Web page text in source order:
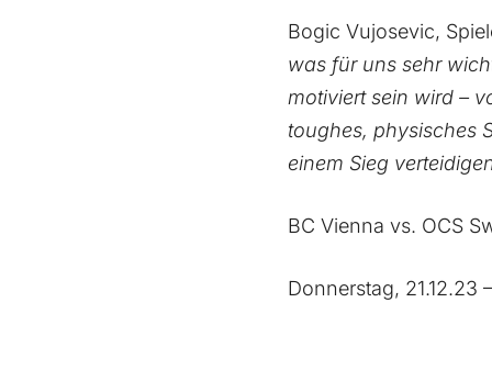
Bogic Vujosevic,
was für uns sehr
motiviert sein wird –
toughes, physisches
einem Sieg
BC Vienna vs. OCS
Donnerstag, 21.12.23